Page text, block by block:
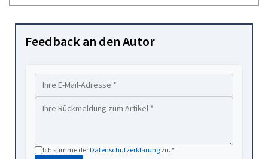
Feedback an den Autor
Ich stimme derDatenschutzerklärung zu. *